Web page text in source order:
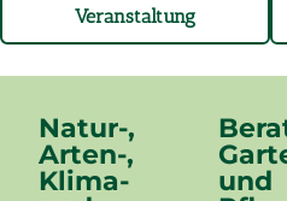
Veranstaltung
Natur-,
Arten-,
Klima- und